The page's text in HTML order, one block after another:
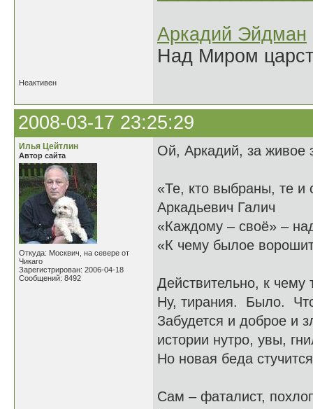
Аркадий Эйдман
Над Миром
Неактивен
2008-03-17 23:25:29
Илья Цейтлин
Автор сайта
Откуда: Москвич, на севере от
Чикаго
Зарегистрирован: 2006-04-18
Сообщений: 8492
Ой, Аркадий, за живое
«Те, кто выбраны, те
Аркадьевич Галич
«Каждому – своё» –
«К чему былое
Действительно, к чему
Ну, тирания. Было.
Забудется и доброе и
истории нутро, увы,
Но новая беда
Сам – фаталист,